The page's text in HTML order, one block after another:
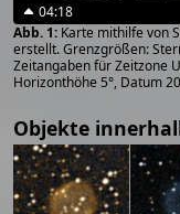
04:18
Karte mithilfe von
erstellt. Grenzgrößen:
Zeitangaben für Zeitzone
Horizonthöhe 5°, Datum
Objekte